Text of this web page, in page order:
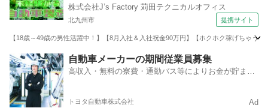
株式会社J’s Factory 苅田テクニカルオフィス
北九州市 提携サイト
【18歳～49歳の男性活躍中！】【8月入社＆入社祝金90万円】【ホクホク稼げちゃ
福岡 北九州市 その他
自動車メーカーの期間従業員募集
高収入・無料の寮費・通勤バス等によりお金が貯まり
トヨタ自動車株式会社 Ad